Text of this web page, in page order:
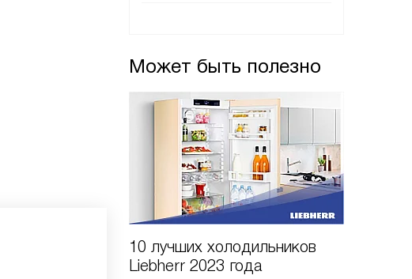
Может быть полезно
10 лучших холодильников
Liebherr 2023 года